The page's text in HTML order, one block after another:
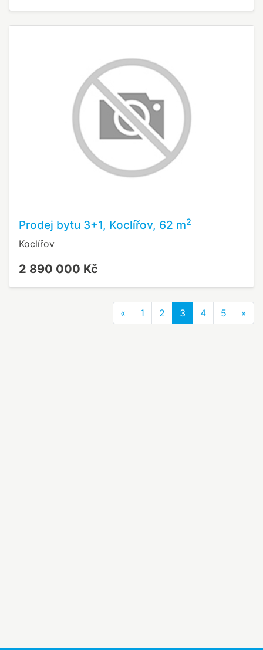
Prodej bytu 3+1, Koclířov, 62 m2
Koclířov
2 890 000 Kč
« Previous
1 2 3 4 5 »